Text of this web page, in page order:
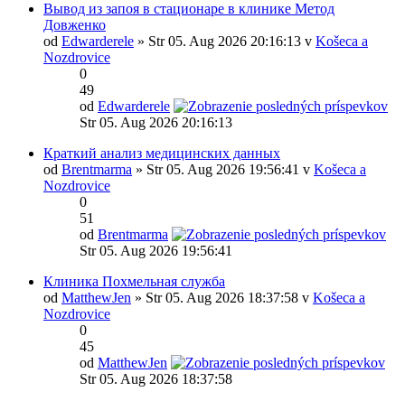
Вывод из запоя в стационаре в клинике Метод
Довженко
od Edwarderele » Str 05. Aug 2026 20:16:13 v Košeca a
Nozdrovice
0
49
od Edwarderele
Str 05. Aug 2026 20:16:13
Краткий анализ медицинских данных
od Brentmarma » Str 05. Aug 2026 19:56:41 v Košeca a
Nozdrovice
0
51
od Brentmarma
Str 05. Aug 2026 19:56:41
Клиника Похмельная служба
od MatthewJen » Str 05. Aug 2026 18:37:58 v Košeca a
Nozdrovice
0
45
od MatthewJen
Str 05. Aug 2026 18:37:58